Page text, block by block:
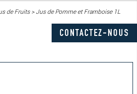
de Fruits>Jus de Pomme et Framboise 1L
CONTACTEZ-NOUS